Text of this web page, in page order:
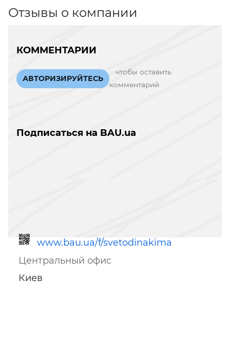
Отзывы о компании
КОММЕНТАРИИ
АВТОРИЗИРУЙТЕСЬ
чтобы оставить
комментарий
Подписаться на BAU.ua
www.bau.ua/f/svetodinakima
Центральный офис
Киев